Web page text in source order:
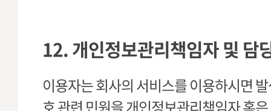
12. 개인정보관리책임자 및 담
이용자는 회사의 서비스를 이용하시면